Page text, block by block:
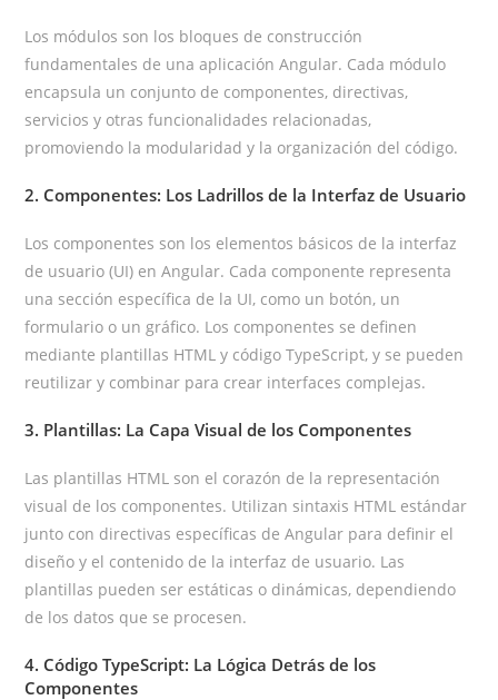
Los módulos son los bloques de construcción
fundamentales de una aplicación Angular. Cada módulo
encapsula un conjunto de componentes, directivas,
servicios y otras funcionalidades relacionadas,
promoviendo la modularidad y la organización del código.
2. Componentes: Los Ladrillos de la Interfaz de Usuario
Los componentes son los elementos básicos de la interfaz
de usuario (UI) en Angular. Cada componente representa
una sección específica de la UI, como un botón, un
formulario o un gráfico. Los componentes se definen
mediante plantillas HTML y código TypeScript, y se pueden
reutilizar y combinar para crear interfaces complejas.
3. Plantillas: La Capa Visual de los Componentes
Las plantillas HTML son el corazón de la representación
visual de los componentes. Utilizan sintaxis HTML estándar
junto con directivas específicas de Angular para definir el
diseño y el contenido de la interfaz de usuario. Las
plantillas pueden ser estáticas o dinámicas, dependiendo
de los datos que se procesen.
4. Código TypeScript: La Lógica Detrás de los
Componentes